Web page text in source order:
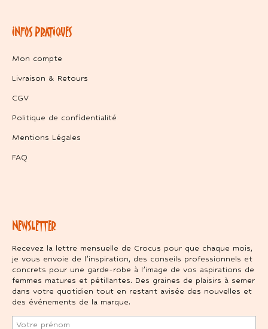
INFOS PRATIQUES
Mon compte
Livraison & Retours
CGV
Politique de confidentialité
Mentions Légales
FAQ
NEWSLETTER
Recevez la lettre mensuelle de Crocus pour que chaque mois,
je vous envoie de l’inspiration, des conseils professionnels et
concrets pour une garde-robe à l’image de vos aspirations de
femmes matures et pétillantes. Des graines de plaisirs à semer
dans votre quotidien tout en restant avisée des nouvelles et
des événements de la marque.